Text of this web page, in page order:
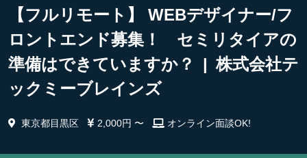
【フルリモート】 WEBデザイナー/フ
ロントエンド募集！ セミリタイアの
準備はできていますか？ | 株式会社テ
ックミーブレインズ
東京都目黒区 2,000円 〜 オンライン面談OK!